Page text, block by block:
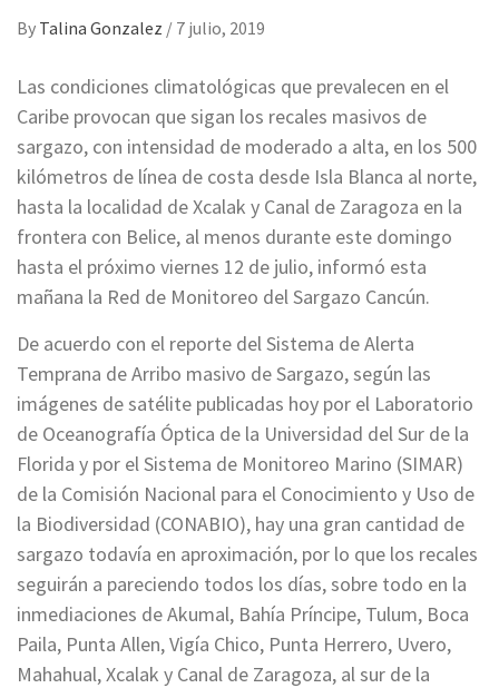
By Talina Gonzalez / 7 julio, 2019
Las condiciones climatológicas que prevalecen en el
Caribe provocan que sigan los recales masivos de
sargazo, con intensidad de moderado a alta, en los 500
kilómetros de línea de costa desde Isla Blanca al norte,
hasta la localidad de Xcalak y Canal de Zaragoza en la
frontera con Belice, al menos durante este domingo
hasta el próximo viernes 12 de julio, informó esta
mañana la Red de Monitoreo del Sargazo Cancún.
De acuerdo con el reporte del Sistema de Alerta
Temprana de Arribo masivo de Sargazo, según las
imágenes de satélite publicadas hoy por el Laboratorio
de Oceanografía Óptica de la Universidad del Sur de la
Florida y por el Sistema de Monitoreo Marino (SIMAR)
de la Comisión Nacional para el Conocimiento y Uso de
la Biodiversidad (CONABIO), hay una gran cantidad de
sargazo todavía en aproximación, por lo que los recales
seguirán a pareciendo todos los días, sobre todo en la
inmediaciones de Akumal, Bahía Príncipe, Tulum, Boca
Paila, Punta Allen, Vigía Chico, Punta Herrero, Uvero,
Mahahual, Xcalak y Canal de Zaragoza, al sur de la